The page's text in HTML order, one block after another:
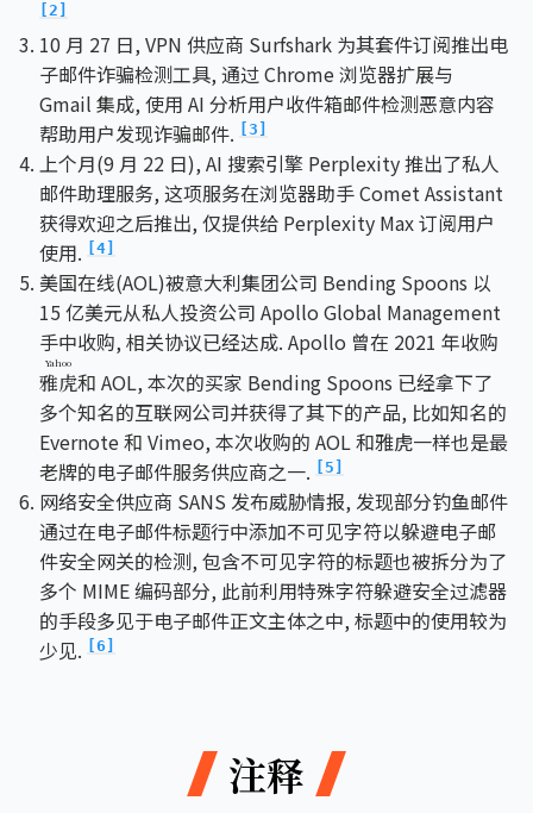
[2]
10 月 27 日, VPN 供应商 Surfshark 为其套件订阅推出电
子邮件诈骗检测工具, 通过 Chrome 浏览器扩展与
Gmail 集成, 使用 AI 分析用户收件箱邮件检测恶意内容
帮助用户发现诈骗邮件.
[3]
上个月(9 月 22 日), AI 搜索引擎 Perplexity 推出了私人
邮件助理服务, 这项服务在浏览器助手 Comet Assistant
获得欢迎之后推出, 仅提供给 Perplexity Max 订阅用户
使用.
[4]
美国在线(AOL)被意大利集团公司 Bending Spoons 以
15 亿美元从私人投资公司 Apollo Global Management
手中收购, 相关协议已经达成. Apollo 曾在 2021 年收购
雅虎
Yahoo
和 AOL, 本次的买家 Bending Spoons 已经拿下了
多个知名的互联网公司并获得了其下的产品, 比如知名的
Evernote 和 Vimeo, 本次收购的 AOL 和雅虎一样也是最
老牌的电子邮件服务供应商之一.
[5]
网络安全供应商 SANS 发布威胁情报, 发现部分钓鱼邮件
通过在电子邮件标题行中添加不可见字符以躲避电子邮
件安全网关的检测, 包含不可见字符的标题也被拆分为了
多个 MIME 编码部分, 此前利用特殊字符躲避安全过滤器
的手段多见于电子邮件正文主体之中, 标题中的使用较为
少见.
[6]
注释